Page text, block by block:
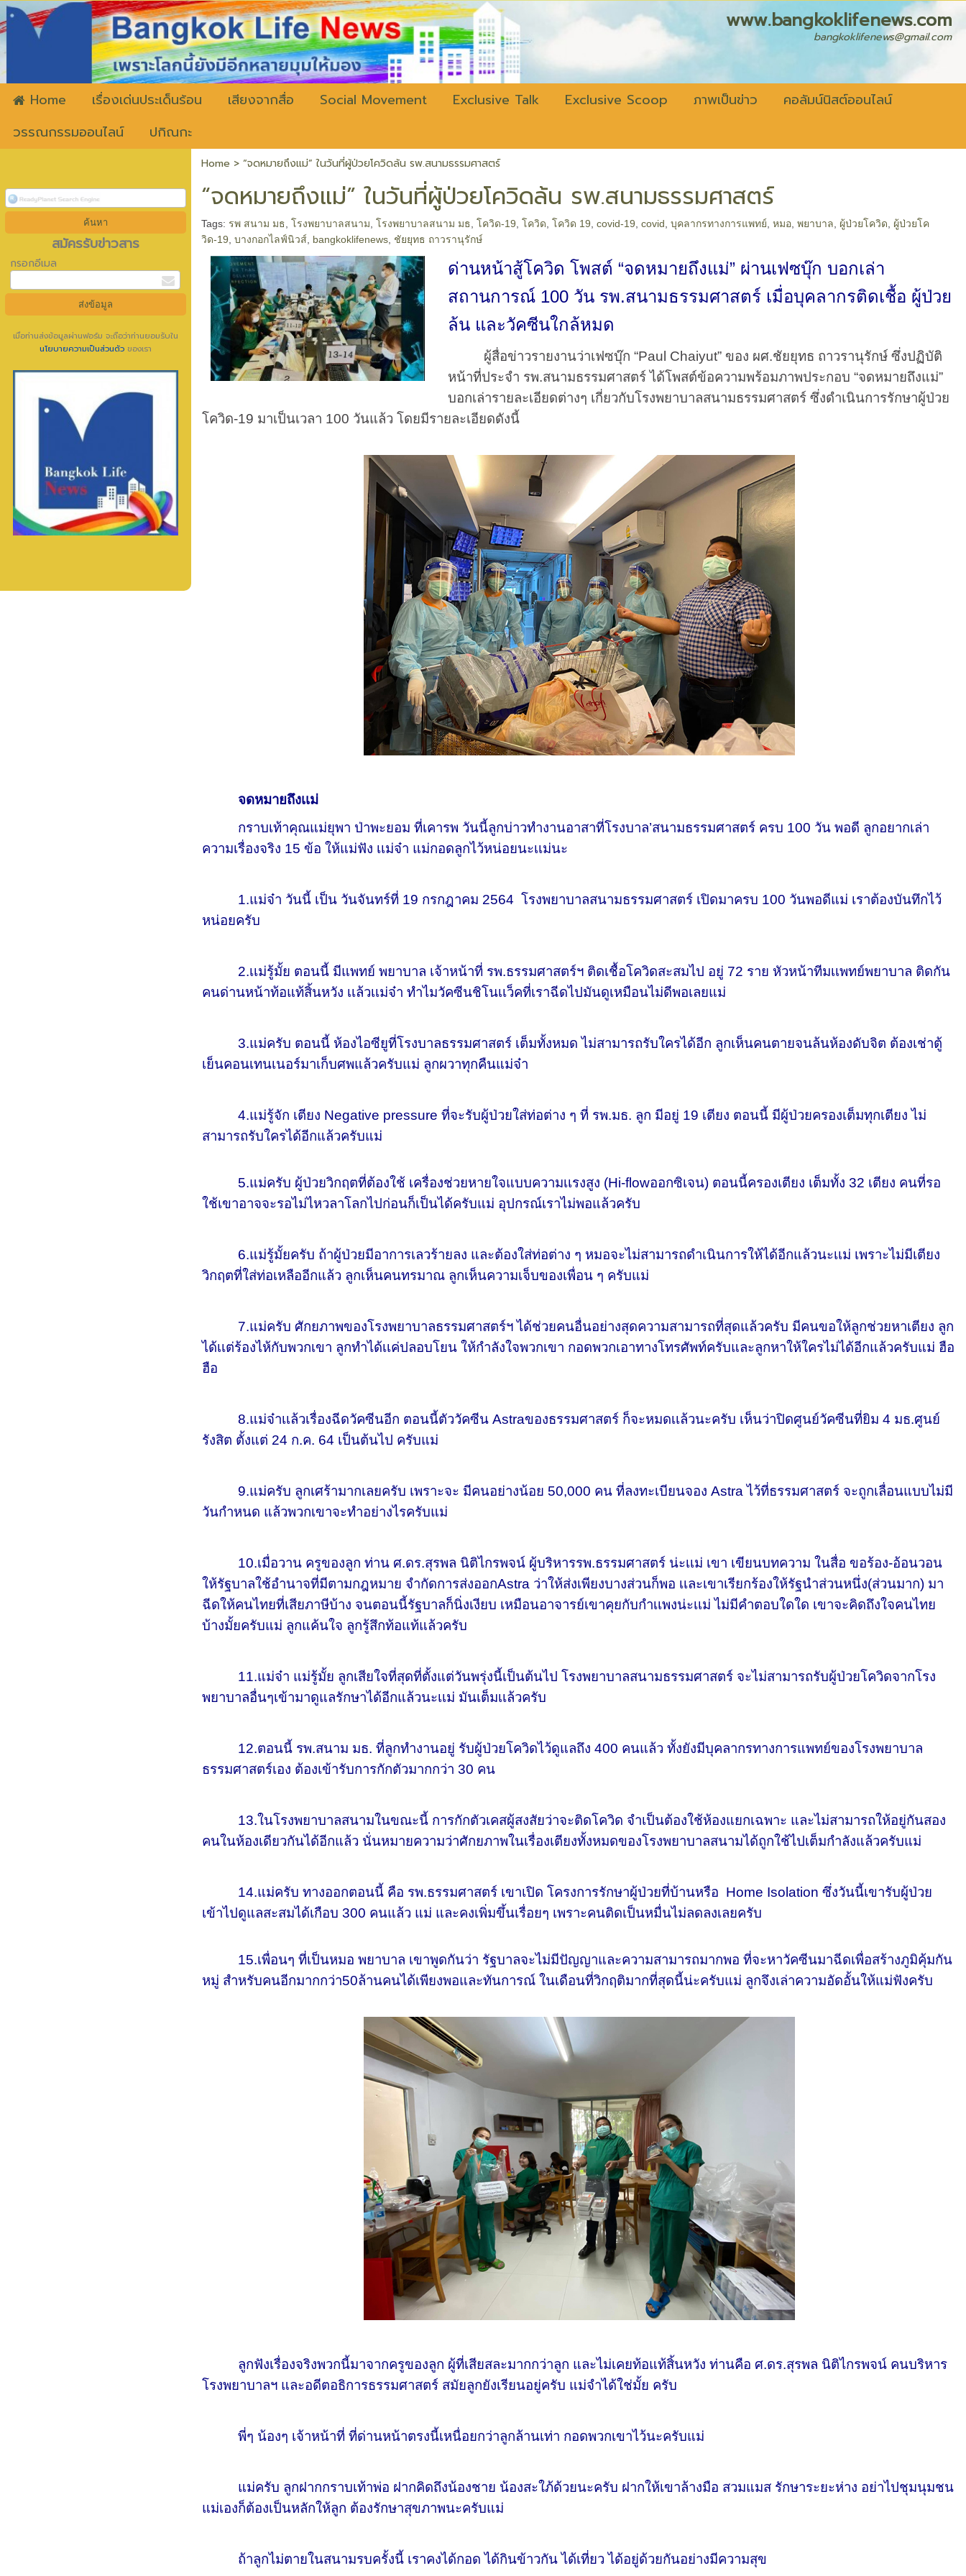
www.bangkoklifenews.com
bangkoklifenews@gmail.com
Home เรื่องเด่นประเด็นร้อน เสียงจากสื่อ Social Movement Exclusive Talk Exclusive Scoop ภาพเป็นข่าว
คอลัมน์นิสต์ออนไลน์
วรรณกรรมออนไลน์
ปกิณกะ
สมัครรับข่าวสาร
กรอกอีเมล
เมื่อท่านส่งข้อมูลผ่านฟอร์ม จะถือว่าท่านยอมรับใน
นโยบายความเป็นส่วนตัว ของเรา
Home > “จดหมายถึงแม่” ในวันที่ผู้ป่วยโควิดล้น รพ.สนามธรรมศาสตร์
“จดหมายถึงแม่” ในวันที่ผู้ป่วยโควิดล้น รพ.สนามธรรมศาสตร์
Tags: รพ สนาม มธ ,โรงพยาบาลสนาม ,โรงพยาบาลสนาม มธ ,โควิด-19 ,โควิด ,โควิด 19 ,covid-19 ,covid ,บุคลากรทางการแพทย์ ,หมอ ,พยาบาล ผู้ป่วยโควิด
ผู้ป่วยโค
วิด-19 ,บางกอกไลฟ์นิวส์ bangkoklifenews ชัยยุทธ ถาวรานุรักษ์
ด่านหน้าสู้โควิด โพสต์ “จดหมายถึงแม่” ผ่านเฟซบุ๊ก บอกเล่า
สถานการณ์ 100 วัน รพ.สนามธรรมศาสตร์ เมื่อบุคลากรติดเชื้อ ผู้ป่วย
ล้น และวัคซีนใกล้หมด
ผู้สื่อข่าวรายงานว่าเฟซบุ๊ก “Paul Chaiyut” ของ ผศ.ชัยยุทธ ถาวรานุรักษ์ ซึ่งปฏิบัติ
หน้าที่ประจำ รพ.สนามธรรมศาสตร์ ได้โพสต์ข้อความพร้อมภาพประกอบ “จดหมายถึงแม่”
บอกเล่ารายละเอียดต่างๆ เกี่ยวกับโรงพยาบาลสนามธรรมศาสตร์ ซึ่งดำเนินการรักษาผู้ป่วย
โควิด-19 มาเป็นเวลา 100 วันแล้ว โดยมีรายละเอียดดังนี้
จดหมายถึงเเม่
กราบเท้าคุณแม่ยุพา ป่าพะยอม ที่เคารพ วันนี้ลูกบ่าวทำงานอาสาที่โรงบาล’สนามธรรมศาสตร์ ครบ 100 วัน พอดี ลูกอยากเล่า
ความเรื่องจริง 15 ข้อ ให้แม่ฟัง เเม่จ๋า แม่กอดลูกไว้หน่อยนะเเม่นะ
1.แม่จ๋า วันนี้ เป็น วันจันทร์ที่ 19 กรกฎาคม 2564 โรงพยาบาลสนามธรรมศาสตร์ เปิดมาครบ 100 วันพอดีแม่ เราต้องบันทึกไว้
หน่อยครับ
2.เเม่รู้มั้ย ตอนนี้ มีแพทย์ พยาบาล เจ้าหน้าที่ รพ.ธรรมศาสตร์ฯ ติดเชื้อโควิดสะสมไป อยู่ 72 ราย หัวหน้าทีมเเพทย์พยาบาล ติดกัน
คนด่านหน้าท้อแท้สิ้นหวัง เเล้วเเม่จ๋า ทำไมวัคซีนชิโนเเว็คที่เราฉีดไปมันดูเหมือนไม่ดีพอเลยแม่
3.แม่ครับ ตอนนี้ ห้องไอซียูที่โรงบาลธรรมศาสตร์ เต็มทั้งหมด ไม่สามารถรับใครได้อีก ลูกเห็นคนตายจนล้นห้องดับจิต ต้องเช่าตู้
เย็นคอนเทนเนอร์มาเก็บศพแล้วครับแม่ ลูกผวาทุกคืนแม่จ๋า
4.แม่รู้จัก เตียง Negative pressure ที่จะรับผู้ป่วยใส่ท่อต่าง ๆ ที่ รพ.มธ. ลูก มีอยู่ 19 เตียง ตอนนี้ มีผู้ป่วยครองเต็มทุกเตียง ไม่
สามารถรับใครได้อีกแล้วครับแม่
5.แม่ครับ ผู้ป่วยวิกฤตที่ต้องใช้ เครื่องช่วยหายใจแบบความเเรงสูง (Hi-flowออกซิเจน) ตอนนี้ครองเตียง เต็มทั้ง 32 เตียง คนที่รอ
ใช้เขาอาจจะรอไม่ไหวลาโลกไปก่อนก็เป็นได้ครับแม่ อุปกรณ์เราไม่พอแล้วครับ
6.แม่รู้มั้ยครับ ถ้าผู้ป่วยมีอาการเลวร้ายลง และต้องใส่ท่อต่าง ๆ หมอจะไม่สามารถดำเนินการให้ได้อีกแล้วนะเเม่ เพราะไม่มีเตียง
วิกฤตที่ใส่ท่อเหลืออีกแล้ว ลูกเห็นคนทรมาณ ลูกเห็นความเจ็บของเพื่อน ๆ ครับแม่
7.แม่ครับ ศักยภาพของโรงพยาบาลธรรมศาสตร์ฯ ได้ช่วยคนอื่นอย่างสุดความสามารถที่สุดแล้วครับ มีคนขอให้ลูกช่วยหาเตียง ลูก
ได้เเต่ร้องไห้กับพวกเขา ลูกทำได้เเค่ปลอบโยน ให้กำลังใจพวกเขา กอดพวกเอาทางโทรศัพท์ครับและลูกหาให้ใครไม่ได้อีกแล้วครับแม่ ฮือ
ฮือ
8.แม่จ๋าเเล้วเรื่องฉีดวัคซีนอีก ตอนนี้ตัววัคซีน Astraของธรรมศาสตร์ ก็จะหมดเเล้วนะครับ เห็นว่าปิดศูนย์วัคซีนที่ยิม 4 มธ.ศูนย์
รังสิต ตั้งแต่ 24 ก.ค. 64 เป็นต้นไป ครับแม่
9.แม่ครับ ลูกเศร้ามากเลยครับ เพราะจะ มีคนอย่างน้อย 50,000 คน ที่ลงทะเบียนจอง Astra ไว้ที่ธรรมศาสตร์ จะถูกเลื่อนแบบไม่มี
วันกำหนด แล้วพวกเขาจะทำอย่างไรครับแม่
10.เมื่อวาน ครูของลูก ท่าน ศ.ดร.สุรพล นิติไกรพจน์ ผู้บริหารรพ.ธรรมศาสตร์ น่ะเเม่ เขา เขียนบทความ ในสื่อ ขอร้อง-อ้อนวอน
ให้รัฐบาลใช้อำนาจที่มีตามกฎหมาย จำกัดการส่งออกAstra ว่าให้ส่งเพียงบางส่วนก็พอ เเละเขาเรียกร้องให้รัฐนำส่วนหนึ่ง(ส่วนมาก) มา
ฉีดให้คนไทยที่เสียภาษีบ้าง จนตอนนี้รัฐบาลก็นิ่งเงียบ เหมือนอาจารย์เขาคุยกับกำเเพงน่ะเเม่ ไม่มีคำตอบใดใด เขาจะคิดถึงใจคนไทย
บ้างมั้ยครับแม่ ลูกแค้นใจ ลูกรู้สึกท้อแท้แล้วครับ
11.แม่จ๋า แม่รู้มั้ย ลูกเสียใจที่สุดที่ตั้งแต่วันพรุ่งนี้เป็นต้นไป โรงพยาบาลสนามธรรมศาสตร์ จะไม่สามารถรับผู้ป่วยโควิดจากโรง
พยาบาลอื่นๆเข้ามาดูแลรักษาได้อีกแล้วนะเเม่ มันเต็มเเล้วครับ
12.ตอนนี้ รพ.สนาม มธ. ที่ลูกทำงานอยู่ รับผู้ป่วยโควิดไว้ดูแลถึง 400 คนแล้ว ทั้งยังมีบุคลากรทางการแพทย์ของโรงพยาบาล
ธรรมศาสตร์เอง ต้องเข้ารับการกักตัวมากกว่า 30 คน
13.ในโรงพยาบาลสนามในขณะนี้ การกักตัวเคสผู้สงสัยว่าจะติดโควิด จำเป็นต้องใช้ห้องแยกเฉพาะ และไม่สามารถให้อยู่กันสอง
คนในห้องเดียวกันได้อีกแล้ว นั่นหมายความว่าศักยภาพในเรื่องเตียงทั้งหมดของโรงพยาบาลสนามได้ถูกใช้ไปเต็มกำลังแล้วครับแม่
14.แม่ครับ ทางออกตอนนี้ คือ รพ.ธรรมศาสตร์ เขาเปิด โครงการรักษาผู้ป่วยที่บ้านหรือ Home Isolation ซึ่งวันนี้เขารับผู้ป่วย
เข้าไปดูแลสะสมได้เกือบ 300 คนแล้ว แม่ และคงเพิ่มขึ้นเรื่อยๆ เพราะคนติดเป็นหมื่นไม่ลดลงเลยครับ
15.เพื่อนๆ ที่เป็นหมอ พยาบาล เขาพูดกันว่า รัฐบาลจะไม่มีปัญญาและความสามารถมากพอ ที่จะหาวัคซีนมาฉีดเพื่อสร้างภูมิคุ้มกัน
หมู่ สำหรับคนอีกมากกว่า50ล้านคนได้เพียงพอและทันการณ์ ในเดือนที่วิกฤติมากที่สุดนี้น่ะครับแม่ ลูกจึงเล่าความอัดอั้นให้แม่ฟังครับ
ลูกฟังเรื่องจริงพวกนี้มาจากครูของลูก ผู้ที่เสียสละมากกว่าลูก และไม่เคยท้อแท้สิ้นหวัง ท่านคือ ศ.ดร.สุรพล นิติไกรพจน์ คนบริหาร
โรงพยาบาลฯ และอดีตอธิการธรรมศาสตร์ สมัยลูกยังเรียนอยู่ครับ แม่จำได้ใช่มั้ย ครับ
พี่ๆ น้องๆ เจ้าหน้าที่ ที่ด่านหน้าตรงนี้เหนื่อยกว่าลูกล้านเท่า กอดพวกเขาไว้นะครับแม่
แม่ครับ ลูกฝากกราบเท้าพ่อ ฝากคิดถึงน้องชาย น้องสะใภ้ด้วยนะครับ ฝากให้เขาล้างมือ สวมแมส รักษาระยะห่าง อย่าไปชุมนุมชน
แม่เองก็ต้องเป็นหลักให้ลูก ต้องรักษาสุขภาพนะครับแม่
ถ้าลูกไม่ตายในสนามรบครั้งนี้ เราคงได้กอด ได้กินข้าวกัน ได้เที่ยว ได้อยู่ด้วยกันอย่างมีความสุข